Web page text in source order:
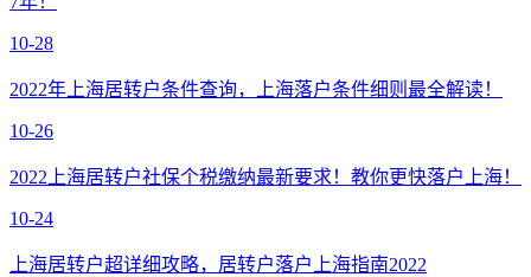
10-28
2022年上海居转户条件查询，上海落户条件细则最全解读！
10-26
2022上海居转户社保个税缴纳最新要求！教你更快落户上海！
10-24
上海居转户超详细攻略，居转户落户上海指南2022